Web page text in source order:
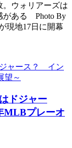
。ウォリアーズは
がある Photo By
現地17日に開幕
ドジャー
プレーオ